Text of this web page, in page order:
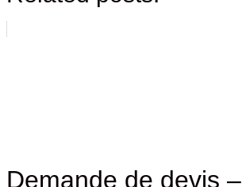
Demande de devis –